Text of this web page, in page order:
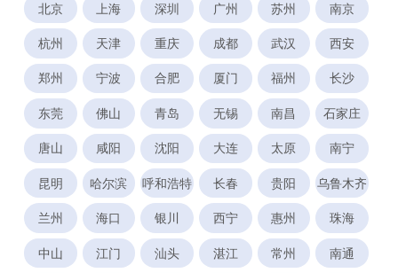
北京 上海 深圳 广州 苏州 南京
杭州 天津 重庆 成都 武汉 西安
郑州 宁波 合肥 厦门 福州 长沙
东莞 佛山 青岛 无锡 南昌 石家庄
唐山 咸阳 沈阳 大连 太原 南宁
昆明 哈尔滨 呼和浩特 长春 贵阳 乌鲁木齐
兰州 海口 银川 西宁 惠州 珠海
中山 江门 汕头 湛江 常州 南通